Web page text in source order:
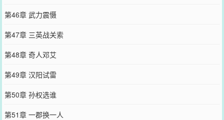
第46章 武力震慑
第47章 三英战关索
第48章 奇人邓艾
第49章 汉阳试雷
第50章 孙权选谁
第51章 一郡换一人